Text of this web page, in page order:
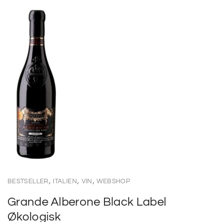
BESTSELLER , ITALIEN , VIN ,WEBSHOP
Grande Alberone Black Label
Økologisk